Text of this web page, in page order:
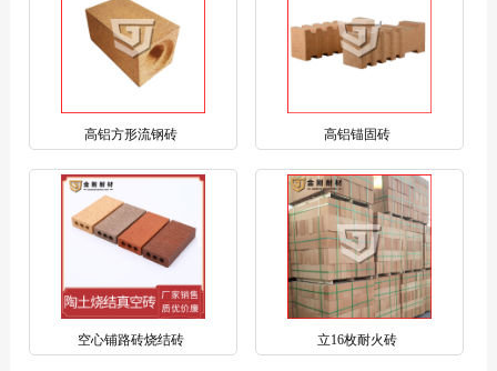
高铝方形流钢砖 高铝锚固砖
空心铺路砖烧结砖 立16枚耐火砖